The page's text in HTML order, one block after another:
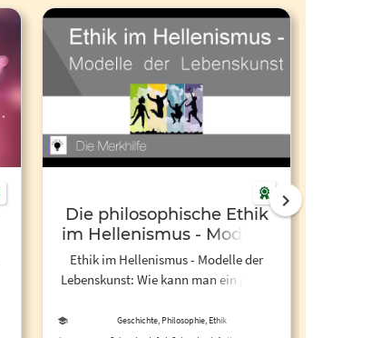
Die philosophische Ethik
im Hellenismus - Modelle
der Lebenskunst | Ethik 12
Ethik im Hellenismus - Modelle der
Lebenskunst: Wie kann man ein geiles
sich Gedanken darüber gemacht und
Geschichte, Philosophie, Ethik